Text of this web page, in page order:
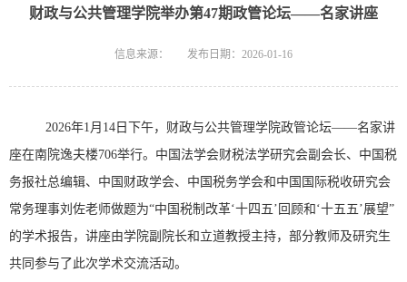
财政与公共管理学院举办第47期政管论坛——名家讲座
信息来源： 发布日期：2026-01-16
2026年1月14日下午，财政与公共管理学院政管论坛——名家讲
座在南院逸夫楼706举行。中国法学会财税法学研究会副会长、中国税
务报社总编辑、中国财政学会、中国税务学会和中国国际税收研究会
常务理事刘佐老师做题为“中国税制改革‘十四五’回顾和‘十五五’展望”
的学术报告，讲座由学院副院长和立道教授主持，部分教师及研究生
共同参与了此次学术交流活动。